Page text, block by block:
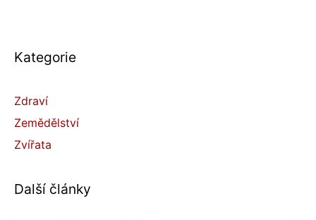
Kategorie
Zdraví
Zemědělství
Zvířata
Další články